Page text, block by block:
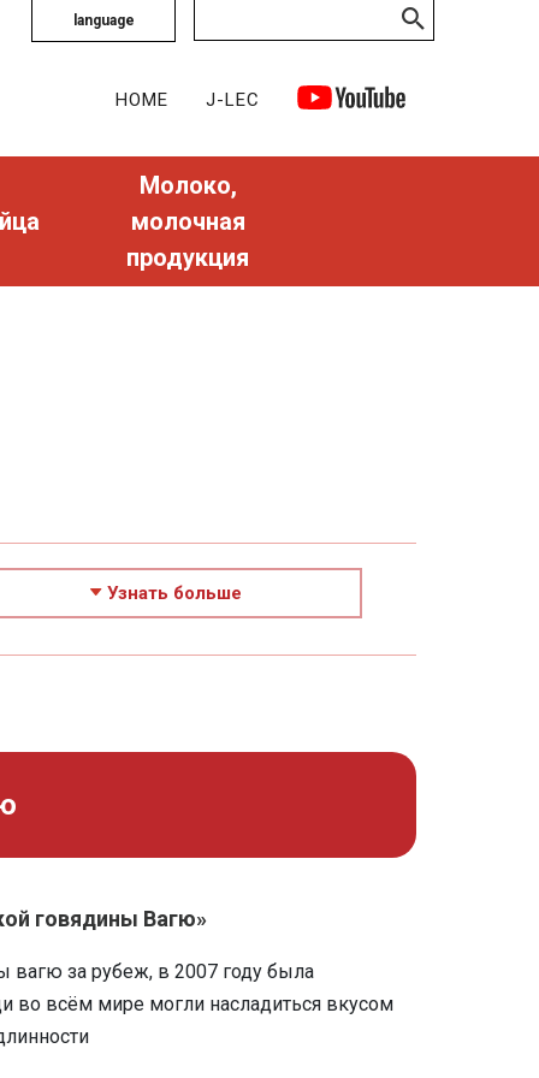
language
HOME J-LEC
Молоко,
молочная
продукция
Узнать больше
говядины Вагю»
вагю за рубеж, в 2007 году была
всём мире могли насладиться вкусом